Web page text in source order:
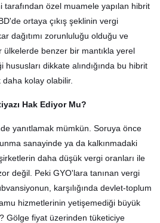
özel muamele yapılan hibrit
ortaya çıkış şeklinin vergi
dağıtımı zorunluluğu olduğu ve
benzer bir mantıkla yerel
dikkate alındığında bu hibrit
daha kolay olabilir.
Hak Ediyor Mu?
yanıtlamak mümkün. Soruya önce
sanayinde ya da kalkınmadaki
daha düşük vergi oranları ile
değil. Peki GYO'lara tanınan vergi
karşılığında devlet-toplum
hizmetlerinin yetişemediği büyük
Gölge fiyat üzerinden tüketiciye